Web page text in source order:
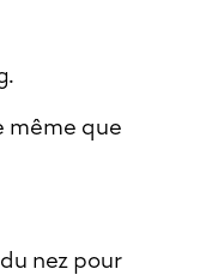
.
même que
nez pour